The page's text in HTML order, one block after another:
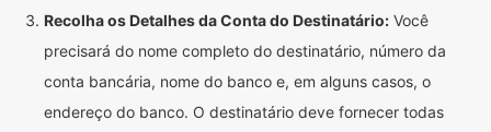
Recolha os Detalhes da Conta do Destinatário: Você
precisará do nome completo do destinatário, número da
conta bancária, nome do banco e, em alguns casos, o
endereço do banco. O destinatário deve fornecer todas